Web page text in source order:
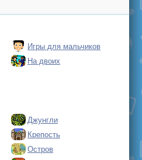
Игры для мальчиков
На двоих
Джунгли
Крепость
Остров